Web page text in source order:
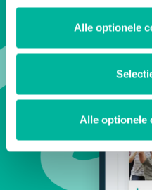
Alle optionele
Alle optionele
Découvrez ce que
organisation.
ESSAYEZ